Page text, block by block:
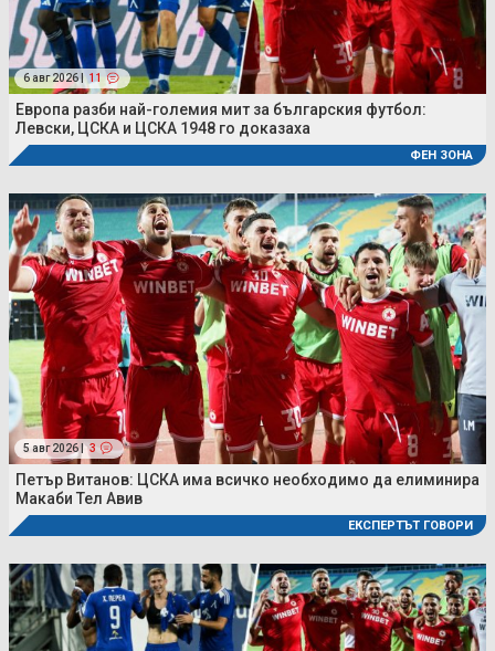
6 авг 2026 | 11
Европа разби най-големия мит за българския футбол:
Левски, ЦСКА и ЦСКА 1948 го доказаха
ФЕН ЗОНА
5 авг 2026 | 3
Петър Витанов: ЦСКА има всичко необходимо да елиминира
Макаби Тел Авив
ЕКСПЕРТЪТ ГОВОРИ